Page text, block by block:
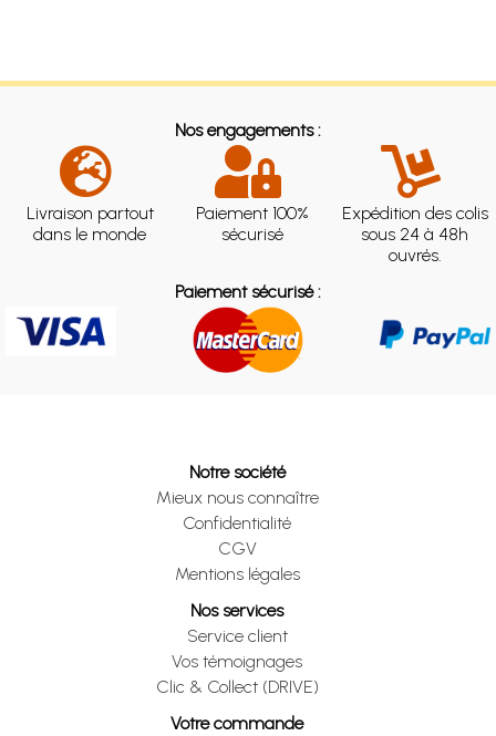
Nos engagements :
Livraison partout
dans le monde
Paiement 100%
sécurisé
Expédition des colis
sous 24 à 48h
ouvrés.
Paiement sécurisé :
Notre société
Mieux nous connaître
Confidentialité
CGV
Mentions légales
Nos services
Service client
Vos témoignages
Clic & Collect (DRIVE)
Votre commande